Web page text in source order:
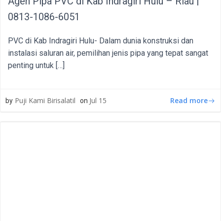
0813-1086-6051
PVC di Kab Indragiri Hulu- Dalam dunia konstruksi dan
instalasi saluran air, pemilihan jenis pipa yang tepat sangat
penting untuk […]
by Puji Kami Birisalatil on Jul 15 Read more